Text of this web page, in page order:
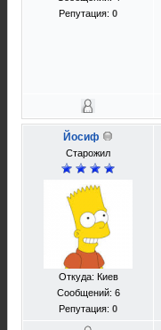
Репутация: 0
Йосиф
Старожил
Откуда: Киев
Сообщений: 6
Репутация: 0